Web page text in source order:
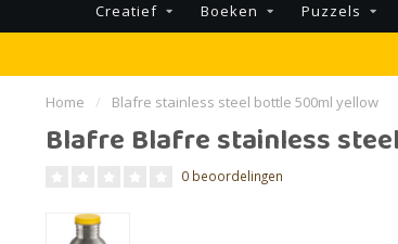
Creatief Boeken Puzzels
Home / Blafre stainless steel bottle 500ml yellow
Blafre Blafre stainless
0 beoordelingen